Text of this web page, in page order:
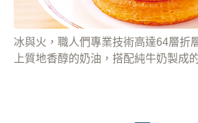
冰與火，職人們專業技術高達64層折
上質地香醇的奶油，搭配純牛奶製成